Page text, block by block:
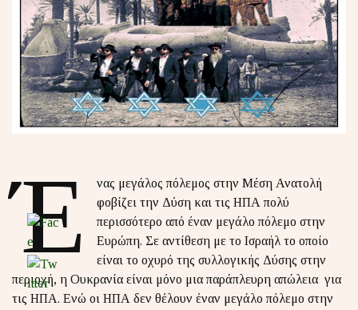
Έ
νας μεγάλος πόλεμος στην Μέση Ανατολή
φοβίζει την Δύση και τις ΗΠΑ πολύ
περισσότερο από έναν μεγάλο πόλεμο στην
Ευρώπη. Σε αντίθεση με το Ισραήλ το οποίο
είναι το οχυρό της συλλογικής Δύσης στην
περιοχή, η Ουκρανία είναι μόνο μια παράπλευρη απώλεια για
τις ΗΠΑ. Ενώ οι ΗΠΑ δεν θέλουν έναν μεγάλο πόλεμο στην